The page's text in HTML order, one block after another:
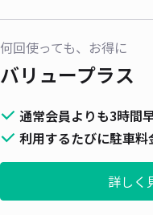
何回使っても、お得に
バリュープラス
通常会員よりも3時間
利用するたびに駐車
詳しく